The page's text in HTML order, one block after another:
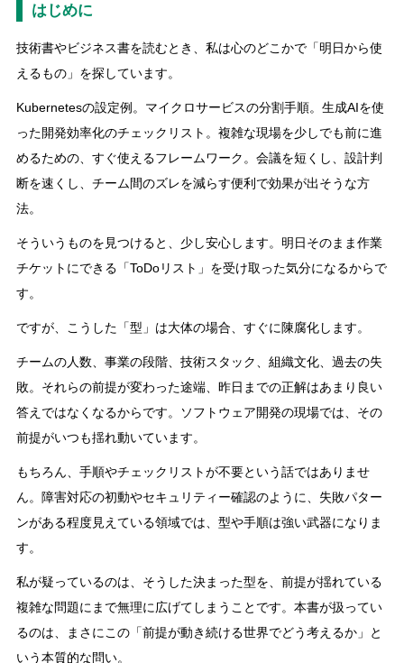
はじめに
技術書やビジネス書を読むとき、私は心のどこかで「明日から使
えるもの」を探しています。
Kubernetesの設定例。マイクロサービスの分割手順。生成AIを使
った開発効率化のチェックリスト。複雑な現場を少しでも前に進
めるための、すぐ使えるフレームワーク。会議を短くし、設計判
断を速くし、チーム間のズレを減らす便利で効果が出そうな方
法。
そういうものを見つけると、少し安心します。明日そのまま作業
チケットにできる「ToDoリスト」を受け取った気分になるからで
す。
ですが、こうした「型」は大体の場合、すぐに陳腐化します。
チームの人数、事業の段階、技術スタック、組織文化、過去の失
敗。それらの前提が変わった途端、昨日までの正解はあまり良い
答えではなくなるからです。ソフトウェア開発の現場では、その
前提がいつも揺れ動いています。
もちろん、手順やチェックリストが不要という話ではありませ
ん。障害対応の初動やセキュリティー確認のように、失敗パター
ンがある程度見えている領域では、型や手順は強い武器になりま
す。
私が疑っているのは、そうした決まった型を、前提が揺れている
複雑な問題にまで無理に広げてしまうことです。本書が扱ってい
るのは、まさにこの「前提が動き続ける世界でどう考えるか」と
いう本質的な問い。